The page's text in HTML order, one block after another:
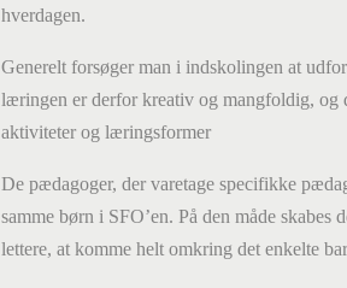
hverdagen.
Generelt forsøger man i indskolingen at
læringen er derfor kreativ og mangfoldig, og
aktiviteter og læringsformer
De pædagoger, der varetage specifikke
samme børn i SFO’en. På den måde
lettere, at komme helt omkring det enkelte